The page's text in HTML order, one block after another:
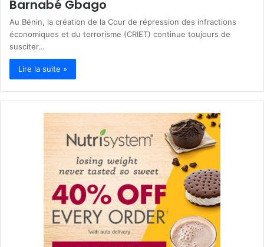
Barnabé Gbago
Au Bénin, la création de la Cour de répression des infractions
économiques et du terrorisme (CRIET) continue toujours de
susciter…
Lire la suite »